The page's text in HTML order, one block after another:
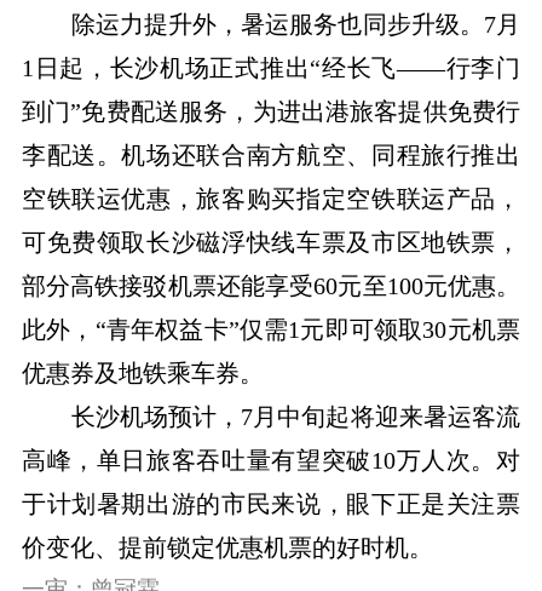
除运力提升外，暑运服务也同步升级。7月
1日起，长沙机场正式推出“经长飞——行李门
到门”免费配送服务，为进出港旅客提供免费行
李配送。机场还联合南方航空、同程旅行推出
空铁联运优惠，旅客购买指定空铁联运产品，
可免费领取长沙磁浮快线车票及市区地铁票，
部分高铁接驳机票还能享受60元至100元优惠。
此外，“青年权益卡”仅需1元即可领取30元机票
优惠券及地铁乘车券。
长沙机场预计，7月中旬起将迎来暑运客流
高峰，单日旅客吞吐量有望突破10万人次。对
于计划暑期出游的市民来说，眼下正是关注票
价变化、提前锁定优惠机票的好时机。